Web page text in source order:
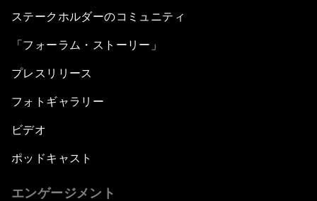
ステークホルダーのコミュニティ
「フォーラム・ストーリー」
プレスリリース
フォトギャラリー
ビデオ
ポッドキャスト
エンゲージメント